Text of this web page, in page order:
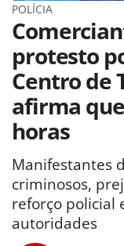
POLÍCIA
protesto
Centro de
afirma
horas
Manifestantes
criminosos,
reforço policial
autoridades